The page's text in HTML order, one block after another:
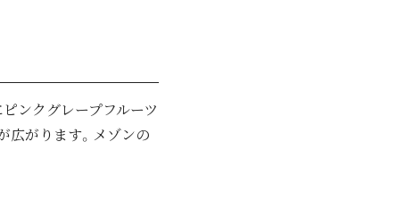
ンクグレープフルーツ
広がります。メゾンの